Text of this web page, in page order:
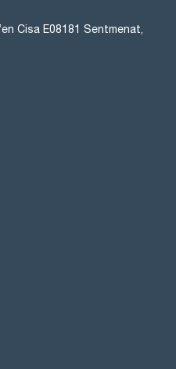
Cisa E08181 Sentmenat,